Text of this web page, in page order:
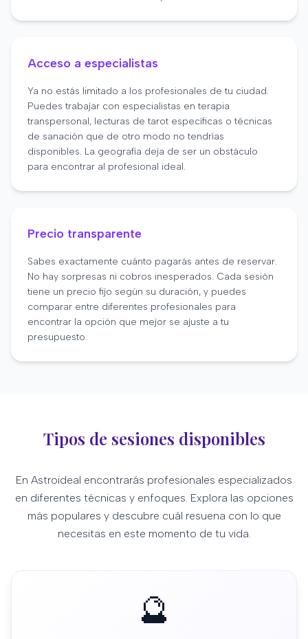
Acceso a especialistas
Ya no estás limitado a los profesionales de tu ciudad.
Puedes trabajar con especialistas en terapia
transpersonal, lecturas de tarot específicas o técnicas
de sanación que de otro modo no tendrías
disponibles. La geografía deja de ser un obstáculo
para encontrar al profesional ideal.
Precio transparente
Sabes exactamente cuánto pagarás antes de reservar.
No hay sorpresas ni cobros inesperados. Cada sesión
tiene un precio fijo según su duración, y puedes
comparar entre diferentes profesionales para
encontrar la opción que mejor se ajuste a tu
presupuesto.
Tipos de sesiones disponibles
En Astroideal encontrarás profesionales especializados
en diferentes técnicas y enfoques. Explora las opciones
más populares y descubre cuál resuena con lo que
necesitas en este momento de tu vida.
🔮